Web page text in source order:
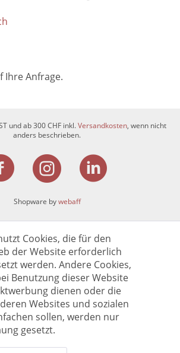
Ihre Anfrage.
und ab 300 CHF inkl.Versandkosten, wenn nicht
anders beschrieben.
Shopware bywebaff
Cookies, die für den
der Website erforderlich
werden. Andere Cookies,
Benutzung dieser Website
dienen oder die
Websites und sozialen
sollen, werden nur
gesetzt.